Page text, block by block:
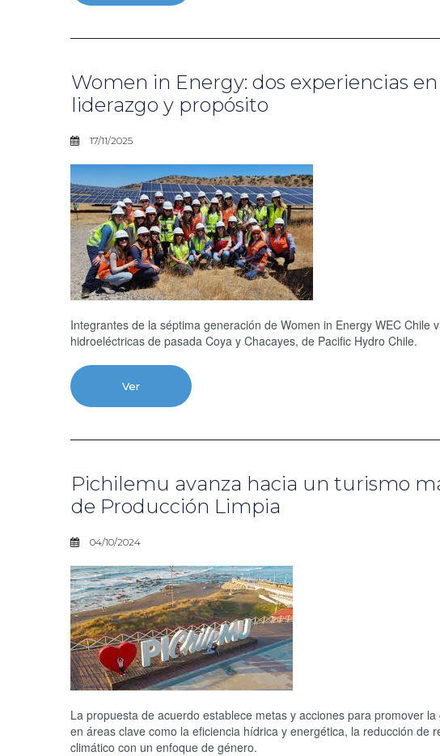
Women in Energy: dos experiencias
liderazgo y propósito
17/11/2025
Integrantes de la séptima generación de Women in Energy WEC Chile
hidroeléctricas de pasada Coya y Chacayes, de Pacific Hydro Chile.
Ver
Pichilemu avanza hacia un turismo
de Producción Limpia
04/10/2024
La propuesta de acuerdo establece metas y acciones para promover
en áreas clave como la eficiencia hídrica y energética, la reducción de
climático con un enfoque de género.